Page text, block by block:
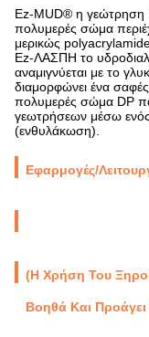
Ez-MUD® η γεώτρηση
πολυμερές σώμα
μερικώς
Ez-ΛΑΣΠΗ το
αναμιγνύεται με το
διαμορφώνει ένα
πολυμερές σώμα DP
γεωτρήσεων μέσω
(ενθυλάκωση).
Εφαρμογές/
(Η Χρήση Του
Βοηθά Και